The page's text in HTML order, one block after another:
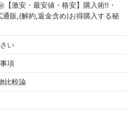
【激安・最安値・格安】購入術!!・
販,(解約,返金含め)お得購入する秘
い
項
比較論